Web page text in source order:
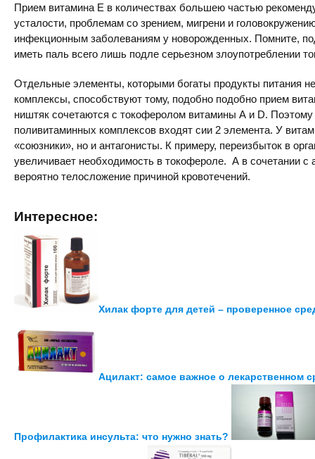
Прием витамина Е в количествах большею частью
усталости, проблемам со зрением, мигрени и
инфекционным заболеваниям у новорожденных. Помните,
иметь паль всего лишь подле серьезном злоупотреблении
Отдельные элементы, которыми богаты продукты питания
комплексы, способствуют тому, подобно подобно прием
ништяк сочетаются с токоферолом витамины А и D. Поэтому
поливитаминных комплексов входят сии 2 элемента. У
«союзники», но и антагонисты. К примеру, переизбыток в
увеличивает необходимость в токофероле. А в сочетании с
вероятно телосложение причиной кровотечений.
Интересное:
Хилак форте для детей – проверенное
Ацилакт: самое важное о лекарственном
Профилактика инсульта: что нужно знать?